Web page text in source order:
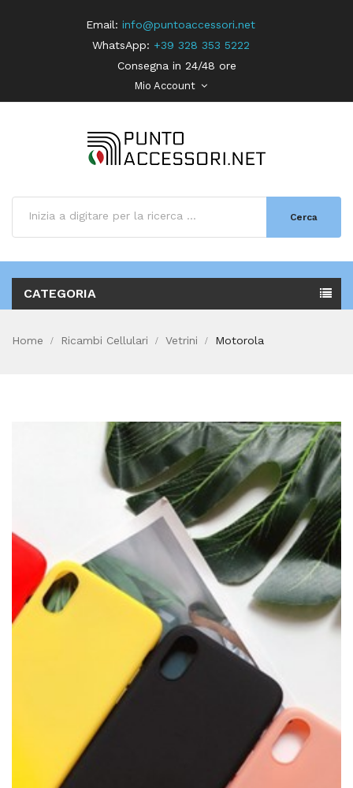
Email: info@puntoaccessori.net
WhatsApp: +39 328 353 5222
Consegna in 24/48 ore
Mio Account
Cerca
CATEGORIA
Home Ricambi Cellulari Vetrini Motorola